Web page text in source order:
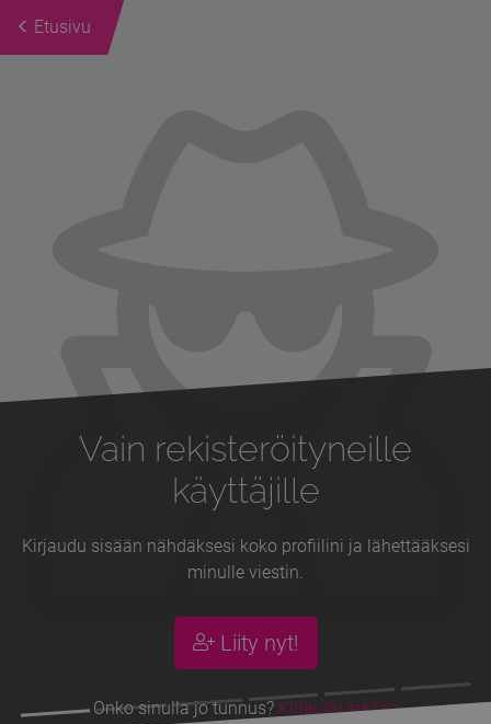
Etusivu
Vain rekisteröityneille
käyttäjille
Kirjaudu sisään nähdäksesi koko profiilini ja lähettääksesi
minulle viestin.
Liity nyt!
Onko sinulla jo tunnus? Kirjaudu sisään